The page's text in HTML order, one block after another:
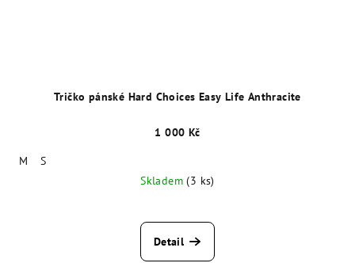
Tričko pánské Hard Choices Easy Life Anthracite
1 000 Kč
M
S
Skladem(3 ks)
Detail